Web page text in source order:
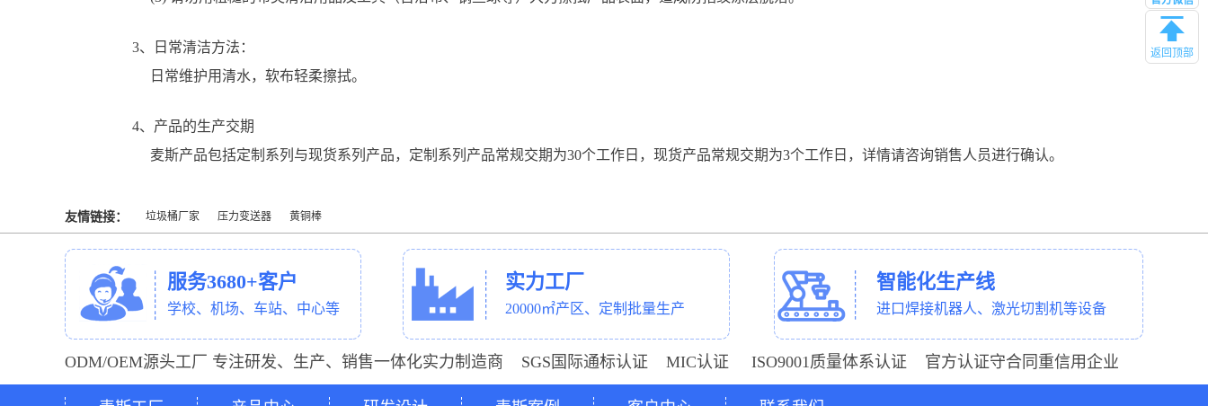
3、日常清洁方法：
日常维护用清水，软布轻柔擦拭。
4、产品的生产交期
麦斯产品包括定制系列与现货系列产品，定制系列产品常规交期为30个工作日，现货产品常规交期为3个工作日，详情请咨询销售人员进行确认。
友情链接： 垃圾桶厂家 压力变送器 黄铜棒
服务3680+客户
学校、机场、车站、中心等
实力工厂
20000㎡产区、定制批量生产
智能化生产线
进口焊接机器人、激光切割机等设备
ODM/OEM源头工厂 专注研发、生产、销售一体化实力制造商 SGS国际通标认证 MIC认证 ISO9001质量体系认证 官方认证守合同重信用企业
返回顶部